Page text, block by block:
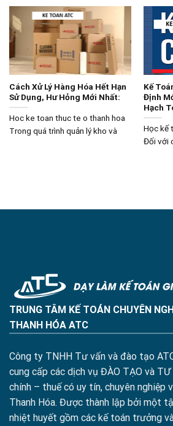
Cách Xử Lý Hàng Hóa Hết Hạn
Sử Dụng, Hư Hỏng Mới Nhất:
Hoc ke toan thuc te o thanh hoa
Trong quá trình quản lý kho và
Kế
Định
Hạch
Học kế
Đối với
TRUNG TÂM KẾ TOÁN CHUYÊN
THANH HÓA ATC
Công ty TNHH Tư vấn và đào tạo
cung cấp các dịch vụ ĐÀO TẠO và
chính – thuế có uy tín, chuyên nghiệp
Thanh Hóa. Được thành lập bởi một
nhiệt huyết gồm các kế toán trưởng